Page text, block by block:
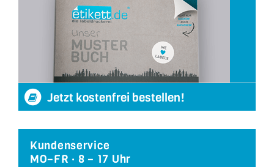
Jetzt kostenfrei bestellen!
Kundenservice
MO–FR · 8 – 17 Uhr